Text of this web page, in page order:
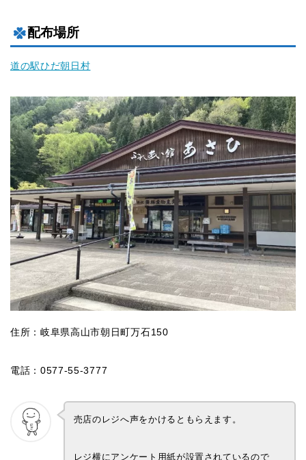
配布場所
道の駅ひだ朝日村
住所：岐阜県高山市朝日町万石150
電話：0577-55-3777
売店のレジへ声をかけるともらえます。
レジ横にアンケート用紙が設置されているので